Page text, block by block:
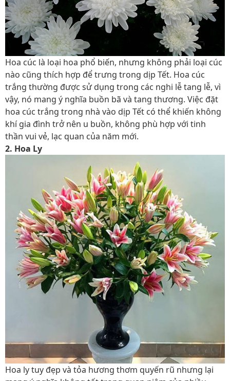
Hoa cúc là loại hoa phổ biến, nhưng không phải loại cúc
nào cũng thích hợp để trưng trong dịp Tết. Hoa cúc
trắng thường được sử dụng trong các nghi lễ tang lễ, vì
vậy, nó mang ý nghĩa buồn bã và tang thương. Việc đặt
hoa cúc trắng trong nhà vào dịp Tết có thể khiến không
khí gia đình trở nên u buồn, không phù hợp với tinh
thần vui vẻ, lạc quan của năm mới.
2. Hoa Ly
Hoa ly tuy đẹp và tỏa hương thơm quyến rũ nhưng lại